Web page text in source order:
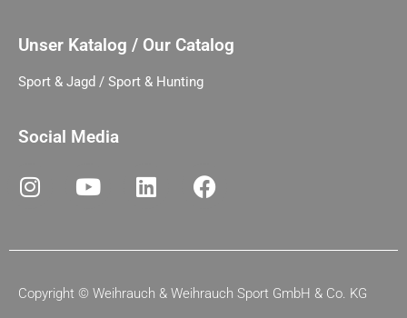
Unser Katalog / Our Catalog
Sport & Jagd / Sport & Hunting
Social Media
Copyright © Weihrauch & Weihrauch Sport GmbH & Co. KG